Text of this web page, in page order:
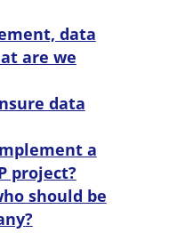
data
are we
data
a
project?
should be